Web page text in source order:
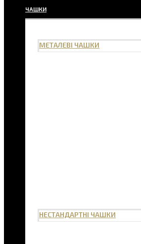
ЧАШКИ
МЕТАЛЕВІ ЧАШКИ
НЕСТАНДАРТНІ ЧАШКИ